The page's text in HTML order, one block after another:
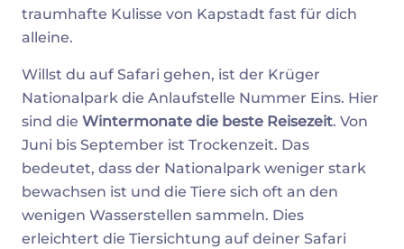
traumhafte Kulisse von Kapstadt fast für dich
alleine.
Willst du auf Safari gehen, ist der Krüger
Nationalpark die Anlaufstelle Nummer Eins. Hier
sind die Wintermonate die beste Reisezeit. Von
Juni bis September ist Trockenzeit. Das
bedeutet, dass der Nationalpark weniger stark
bewachsen ist und die Tiere sich oft an den
wenigen Wasserstellen sammeln. Dies
erleichtert die Tiersichtung auf deiner Safari